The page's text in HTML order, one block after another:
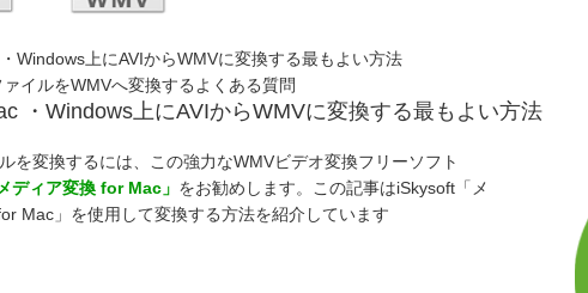
Windows上にAVIからWMVに変換する最もよい方法
ァイルをWMVへ変換するよくある質問
・Windows上にAVIからWMVに変換する最もよい方法
を変換するには、この強力なWMVビデオ変換フリーソフト
ディア変換 for Mac 」 をお勧めします。この記事はiSkysoft「メ
Mac」を使用して変換する方法を紹介しています